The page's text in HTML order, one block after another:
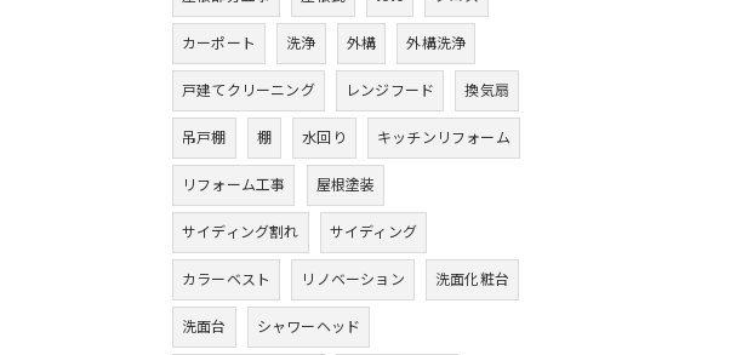
カーポート 洗浄 外構 外構洗浄
戸建てクリーニング レンジフード 換気扇
吊戸棚 棚 水回り キッチンリフォーム
リフォーム工事 屋根塗装
サイディング割れ サイディング
カラーベスト リノベーション 洗面化粧台
洗面台 シャワーヘッド